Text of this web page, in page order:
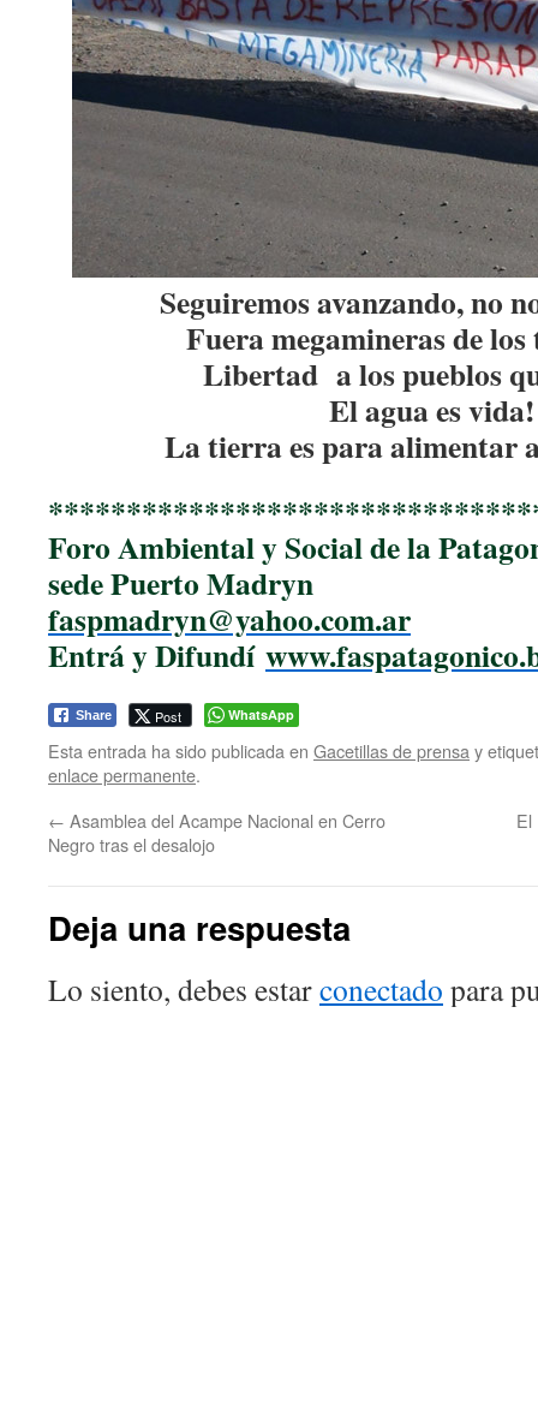
Seguiremos avanzando, no
Fuera megamineras de
Libertad a los pueblos
El agua es vida!
La tierra es para alimentar
******************************
Foro Ambiental y Social de la
sede Puerto Madryn
faspmadryn@yahoo.com.ar
Entrá y Difundí
Share Post WhatsApp
Esta entrada ha sido publicada en Gacetillas de prensa y
enlace permanente.
← Asamblea del Acampe Nacional en Cerro
Negro tras el desalojo
El
Deja una respuesta
Lo siento, debes estarconectado para